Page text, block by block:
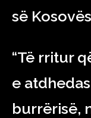
së
“Të rritur
e
burrërisë,